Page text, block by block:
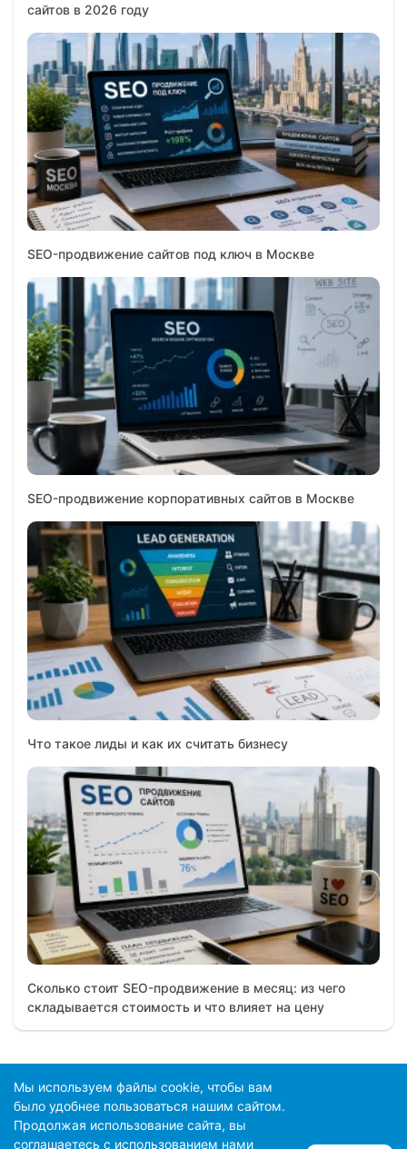
сайтов в 2026 году
SEO-продвижение сайтов под ключ в Москве
SEO-продвижение корпоративных сайтов в Москве
Что такое лиды и как их считать бизнесу
Сколько стоит SEO-продвижение в месяц: из чего
складывается стоимость и что влияет на цену
© 2026 Продвижение сайта в ТОП
Информация на сайте и в материалах не является
Мы используем файлы cookie, чтобы вам
было удобнее пользоваться нашим сайтом.
Продолжая использование сайта, вы
соглашаетесь c использованием нами